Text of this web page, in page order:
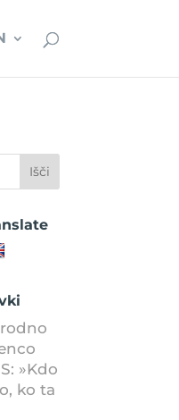
»Kdo
ko ta